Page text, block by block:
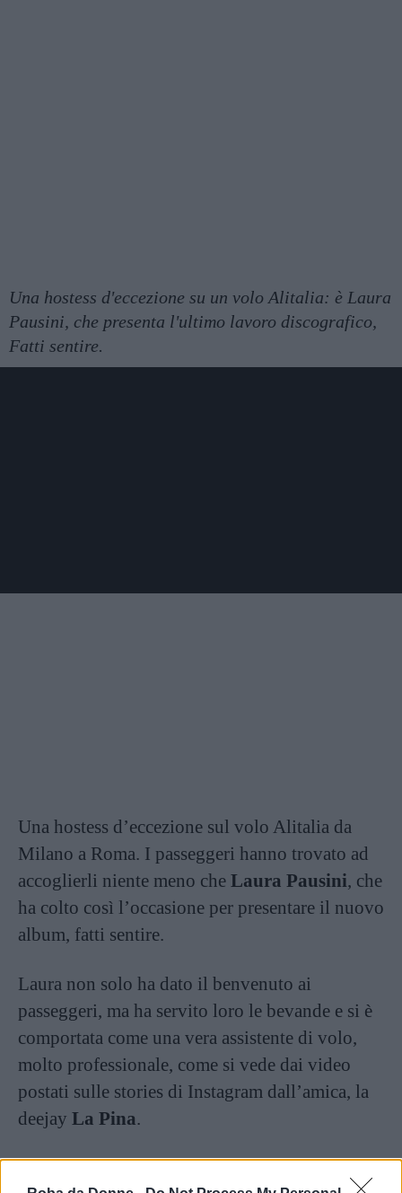
Una hostess d'eccezione su un volo Alitalia: è Laura
Pausini, che presenta l'ultimo lavoro discografico,
Fatti sentire.
Una hostess d’eccezione sul volo Alitalia da
Milano a Roma. I passeggeri hanno trovato ad
accoglierli niente meno che Laura Pausini, che
ha colto così l’occasione per presentare il nuovo
album, fatti sentire.
Laura non solo ha dato il benvenuto ai
passeggeri, ma ha servito loro le bevande e si è
comportata come una vera assistente di volo,
molto professionale, come si vede dai video
postati sulle stories di Instagram dall’amica, la
deejay La Pina.